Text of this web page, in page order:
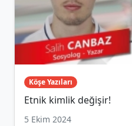
Köşe Yazıları
Etnik kimlik değişir!
5 Ekim 2024